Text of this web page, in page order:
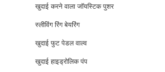
खुदाई करने वाला जॉयस्टिक पुशर
स्लीविंग रिंग बेयरिंग
खुदाई फुट पेडल वाल्व
खुदाई हाइड्रोलिक पंप